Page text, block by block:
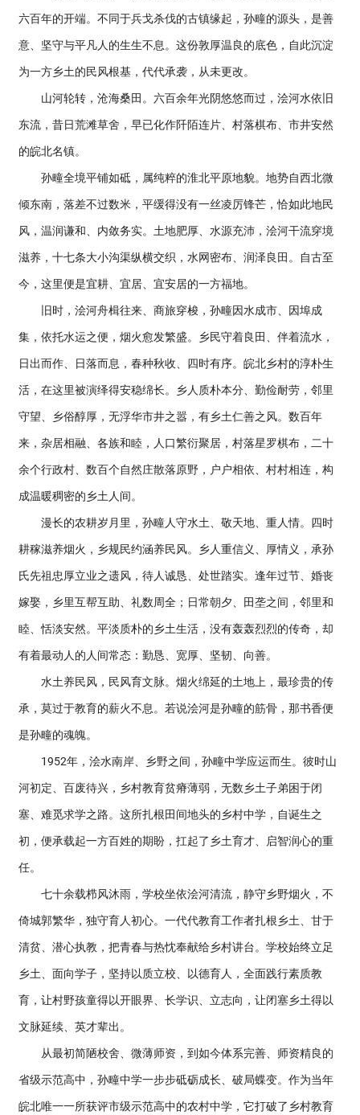
六百年的开端。不同于兵戈杀伐的古镇缘起，孙疃的源头，是善
意、坚守与平凡人的生生不息。这份敦厚温良的底色，自此沉淀
为一方乡土的民风根基，代代承袭，从未更改。
山河轮转，沧海桑田。六百余年光阴悠悠而过，浍河水依旧
东流，昔日荒滩草舍，早已化作阡陌连片、村落棋布、市井安然
的皖北名镇。
孙疃全境平铺如砥，属纯粹的淮北平原地貌。地势自西北微
倾东南，落差不过数米，平缓得没有一丝凌厉锋芒，恰如此地民
风，温润谦和、内敛务实。土地肥厚、水源充沛，浍河干流穿境
滋养，十七条大小沟渠纵横交织，水网密布、润泽良田。自古至
今，这里便是宜耕、宜居、宜安居的一方福地。
旧时，浍河舟楫往来、商旅穿梭，孙疃因水成市、因埠成
集，依托水运之便，烟火愈发繁盛。乡民守着良田、伴着流水，
日出而作、日落而息，春种秋收、四时有序。皖北乡村的淳朴生
活，在这里被演绎得安稳绵长。乡人质朴本分、勤俭耐劳，邻里
守望、乡俗醇厚，无浮华市井之嚣，有乡土仁善之风。数百年
来，杂居相融、各族和睦，人口繁衍聚居，村落星罗棋布，二十
余个行政村、数百个自然庄散落原野，户户相依、村村相连，构
成温暖稠密的乡土人间。
漫长的农耕岁月里，孙疃人守水土、敬天地、重人情。四时
耕稼滋养烟火，乡规民约涵养民风。乡人重信义、厚情义，承孙
氏先祖忠厚立业之遗风，待人诚恳、处世踏实。逢年过节、婚丧
嫁娶，乡里互帮互助、礼数周全；日常朝夕、田垄之间，邻里和
睦、恬淡安然。平淡质朴的乡土生活，没有轰轰烈烈的传奇，却
有着最动人的人间常态：勤恳、宽厚、坚韧、向善。
水土养民风，民风育文脉。烟火绵延的土地上，最珍贵的传
承，莫过于教育的薪火不息。若说浍河是孙疃的筋骨，那书香便
是孙疃的魂魄。
1952年，浍水南岸、乡野之间，孙疃中学应运而生。彼时山
河初定、百废待兴，乡村教育贫瘠薄弱，无数乡土子弟困于闭
塞、难觅求学之路。这所扎根田间地头的乡村中学，自诞生之
初，便承载起一方百姓的期盼，扛起了乡土育才、启智润心的重
任。
七十余载栉风沐雨，学校坐依浍河清流，静守乡野烟火，不
倚城郭繁华，独守育人初心。一代代教育工作者扎根乡土、甘于
清贫、潜心执教，把青春与热忱奉献给乡村讲台。学校始终立足
乡土、面向学子，坚持以质立校、以德育人，全面践行素质教
育，让村野孩童得以开眼界、长学识、立志向，让闭塞乡土得以
文脉延续、英才辈出。
从最初简陋校舍、微薄师资，到如今体系完善、师资精良的
省级示范高中，孙疃中学一步步砥砺成长、破局蝶变。作为当年
皖北唯一一所获评市级示范高中的农村中学，它打破了乡村教育